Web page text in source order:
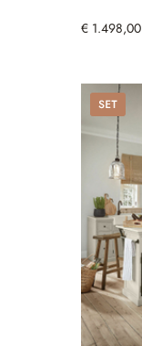
€ 1.498,00
Set